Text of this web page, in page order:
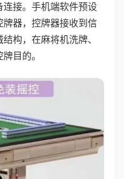
接。手机端软件预设
器，控牌器接收到信
构，在麻将机洗牌、
目的。